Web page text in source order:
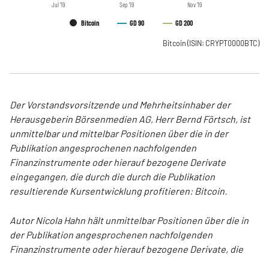
Bitcoin GD 90 GD 200
Jul '19 Sep '19 Nov '19
Bitcoin (ISIN: CRYPT0000BTC)
Der Vorstandsvorsitzende und Mehrheitsinhaber der
Herausgeberin Börsenmedien AG, Herr Bernd Förtsch, ist
unmittelbar und mittelbar Positionen über die in der
Publikation angesprochenen nachfolgenden
Finanzinstrumente oder hierauf bezogene Derivate
eingegangen, die durch die durch die Publikation
resultierende Kursentwicklung profitieren: Bitcoin.
Autor Nicola Hahn hält unmittelbar Positionen über die in
der Publikation angesprochenen nachfolgenden
Finanzinstrumente oder hierauf bezogene Derivate, die